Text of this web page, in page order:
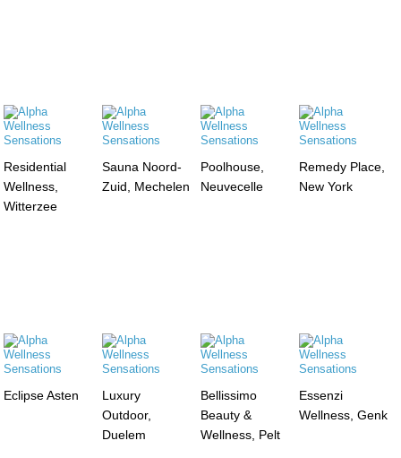
Residential
Wellness,
Witterzee
Sauna Noord-
Zuid, Mechelen
Poolhouse,
Neuvecelle
Remedy Place,
New York
Eclipse Asten
Luxury
Outdoor,
Duelem
Bellissimo
Beauty &
Wellness, Pelt
Essenzi
Wellness, Genk